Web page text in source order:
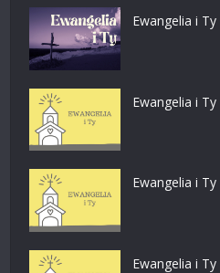
Ewangelia i
Ewangelia i
Ewangelia i
Ewangelia i